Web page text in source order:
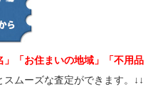
「お住まいの地域」「不用品
ムーズな査定ができます。↓↓